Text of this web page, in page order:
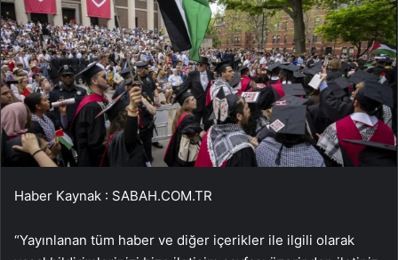
Haber Kaynak : SABAH.COM.TR
“Yayınlanan tüm haber ve diğer içerikler ile ilgili olarak